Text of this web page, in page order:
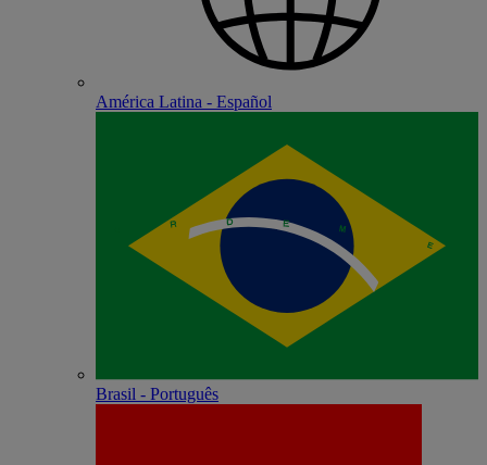
América Latina - Español
Brasil - Português